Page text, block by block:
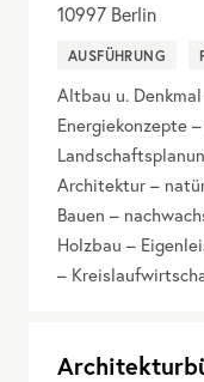
10997 Berlin
AUSFÜHRUNG
Altbau u.
Energiekonzepte
Architektur –
Bauen –
Holzbau –
–